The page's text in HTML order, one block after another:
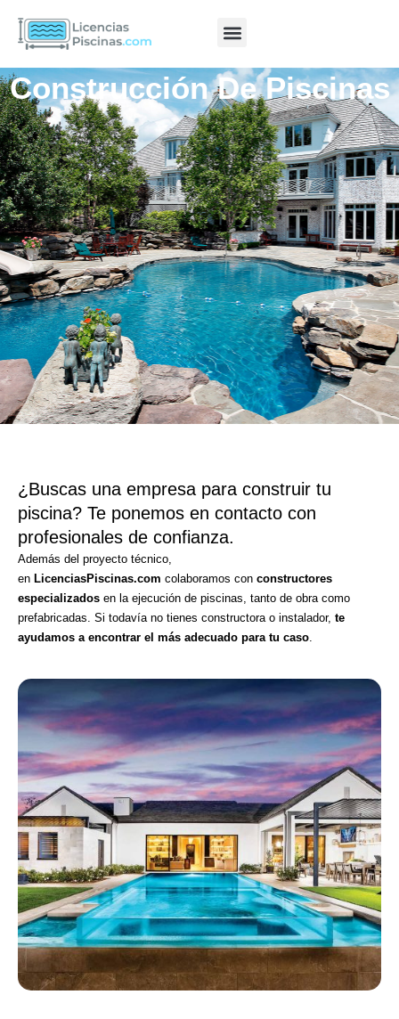
Construcción De Piscinas
¿Buscas una empresa para construir tu
piscina? Te ponemos en contacto con
profesionales de confianza.
Además del proyecto técnico,
en LicenciasPiscinas.com colaboramos con constructores
especializados en la ejecución de piscinas, tanto de obra como
prefabricadas. Si todavía no tienes constructora o instalador, te
ayudamos a encontrar el más adecuado para tu caso.